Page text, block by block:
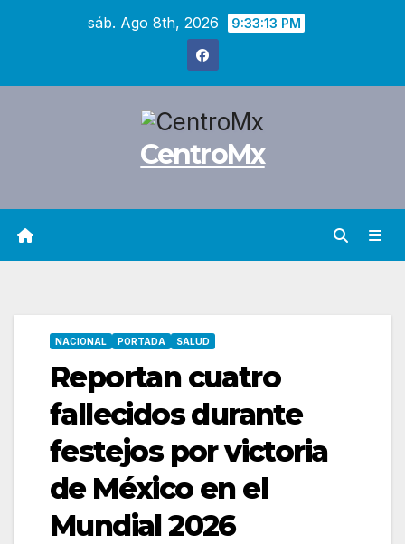
sáb. Ago 8th, 2026 9:33:14 PM
CentroMx
NACIONAL PORTADA SALUD
Reportan cuatro
fallecidos durante
festejos por victoria
de México en el
Mundial 2026